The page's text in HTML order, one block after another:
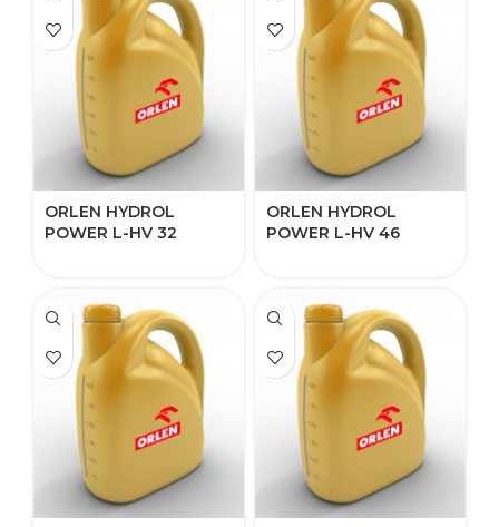
ORLEN HYDROL
POWER L-HV​ 32
ORLEN HYDROL
POWER L-HV​ 46